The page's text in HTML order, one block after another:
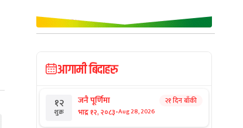
आगामी बिदाहरु
१२
शुक्र
जनै पूर्णिमा
भाद्र १२, २०८३-Aug 28, 2026
२१ दिन बाँकी